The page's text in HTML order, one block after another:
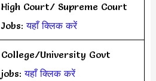
High Court/ Supreme Court
Jobs:यहाँ क्लिक करें
College/University Govt
jobs:यहाँ क्लिक करें